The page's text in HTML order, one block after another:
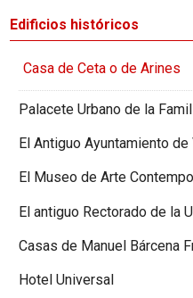
Edificios históricos
Casa de Ceta o de Arines
Palacete Urbano de la
El Antiguo Ayuntamiento de
El Museo de Arte
El antiguo Rectorado de la
Casas de Manuel Bárcena
Hotel Universal